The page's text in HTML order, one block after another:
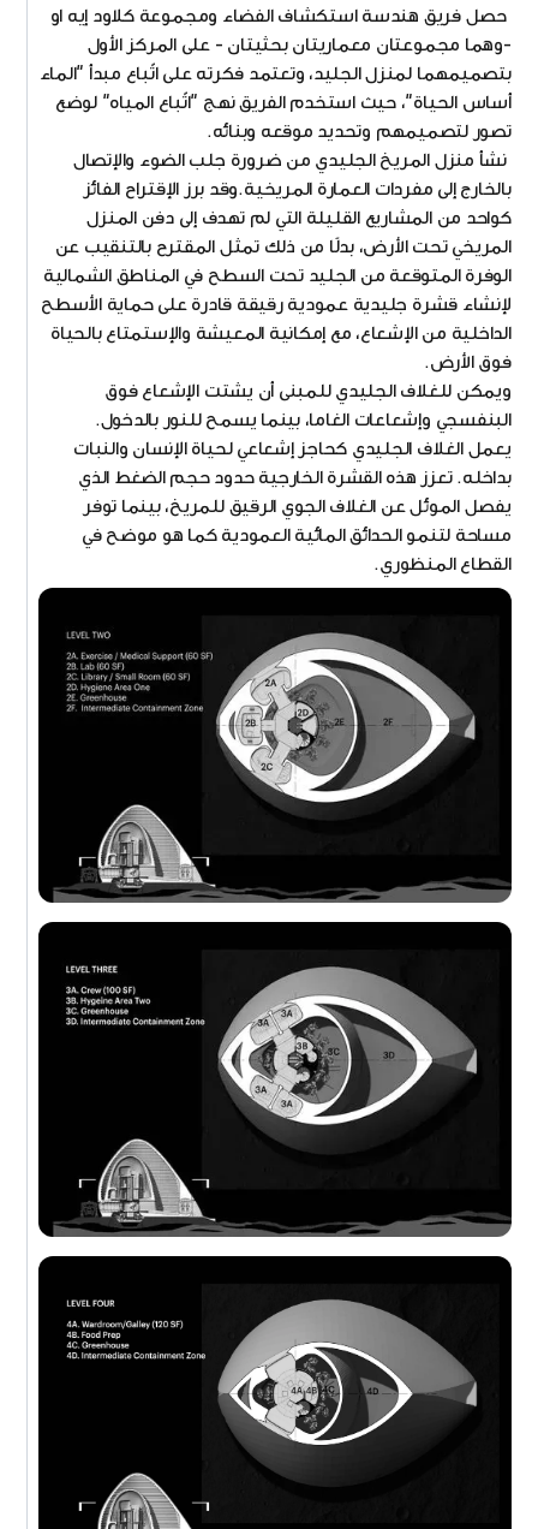
حصل فريق هندسة استكشاف الفضاء ومجموعة كلاود إيه او
-وهما مجموعتان معماريتان بحثيتان - على المركز الأول
بتصميمهما لمنزل الجليد، وتعتمد فكرته على اتّباع مبدأ "الماء
أساس الحياة"، حيث استخدم الفريق نهج "اتّباع المياه" لوضع
تصور لتصميمهم وتحديد موقعه وبنائه.
نشأ منزل المريخ الجليدي من ضرورة جلب الضوء والإتصال
بالخارج إلى مفردات العمارة المريخية.وقد برز الإقتراح الفائز
كواحد من المشاريع القليلة التي لم تهدف إلى دفن المنزل
المريخي تحت الأرض، بدلًا من ذلك تمثل المقترح بالتنقيب عن
الوفرة المتوقعة من الجليد تحت السطح في المناطق الشمالية
لإنشاء قشرة جليدية عمودية رقيقة قادرة على حماية الأسطح
الداخلية من الإشعاع، مع إمكانية المعيشة والإستمتاع بالحياة
فوق الأرض.
ويمكن للغلاف الجليدي للمبنى أن يشتت الإشعاع فوق
البنفسجي وإشعاعات الغاما، بينما يسمح للنور بالدخول.
يعمل الغلاف الجليدي كحاجز إشعاعي لحياة الإنسان والنبات
بداخله. تعزز هذه القشرة الخارجية حدود حجم الضغط الذي
يفصل الموئل عن الغلاف الجوي الرقيق للمريخ، بينما توفر
مساحة لتنمو الحدائق المائية العمودية كما هو موضح في
القطاع المنظوري.